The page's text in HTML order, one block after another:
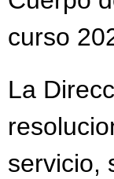
curso
La
servicio,